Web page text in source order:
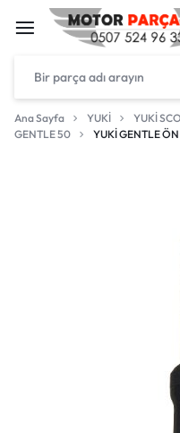
Ana Sayfa YUKİ
YUKİ
GENTLE 50
YUKİ GENTLE